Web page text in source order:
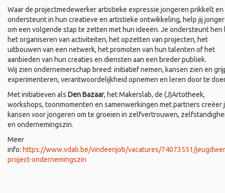
Waar de projectmedewerker artistieke expressie jongeren prikkelt en
ondersteunt in hun creatieve en artistieke ontwikkeling, help jij
om een volgende stap te zetten met hun ideeën. Je ondersteunt hen
het organiseren van activiteiten, het opzetten van projecten, het
uitbouwen van een netwerk, het promoten van hun talenten of het
aanbieden van hun creaties en diensten aan een breder publiek.
Wij zien ondernemerschap breed: initiatief nemen, kansen zien en
experimenteren, verantwoordelijkheid opnemen en leren door te
Met initiatieven als Den Bazaar, het Makerslab, de (J)Artotheek,
workshops, toonmomenten en samenwerkingen met partners creëer
kansen voor jongeren om te groeien in zelfvertrouwen,
en ondernemingszin.
Meer
info: https://www.vdab.be/vindeenjob/vacatures/74073551/
project-ondernemingszin